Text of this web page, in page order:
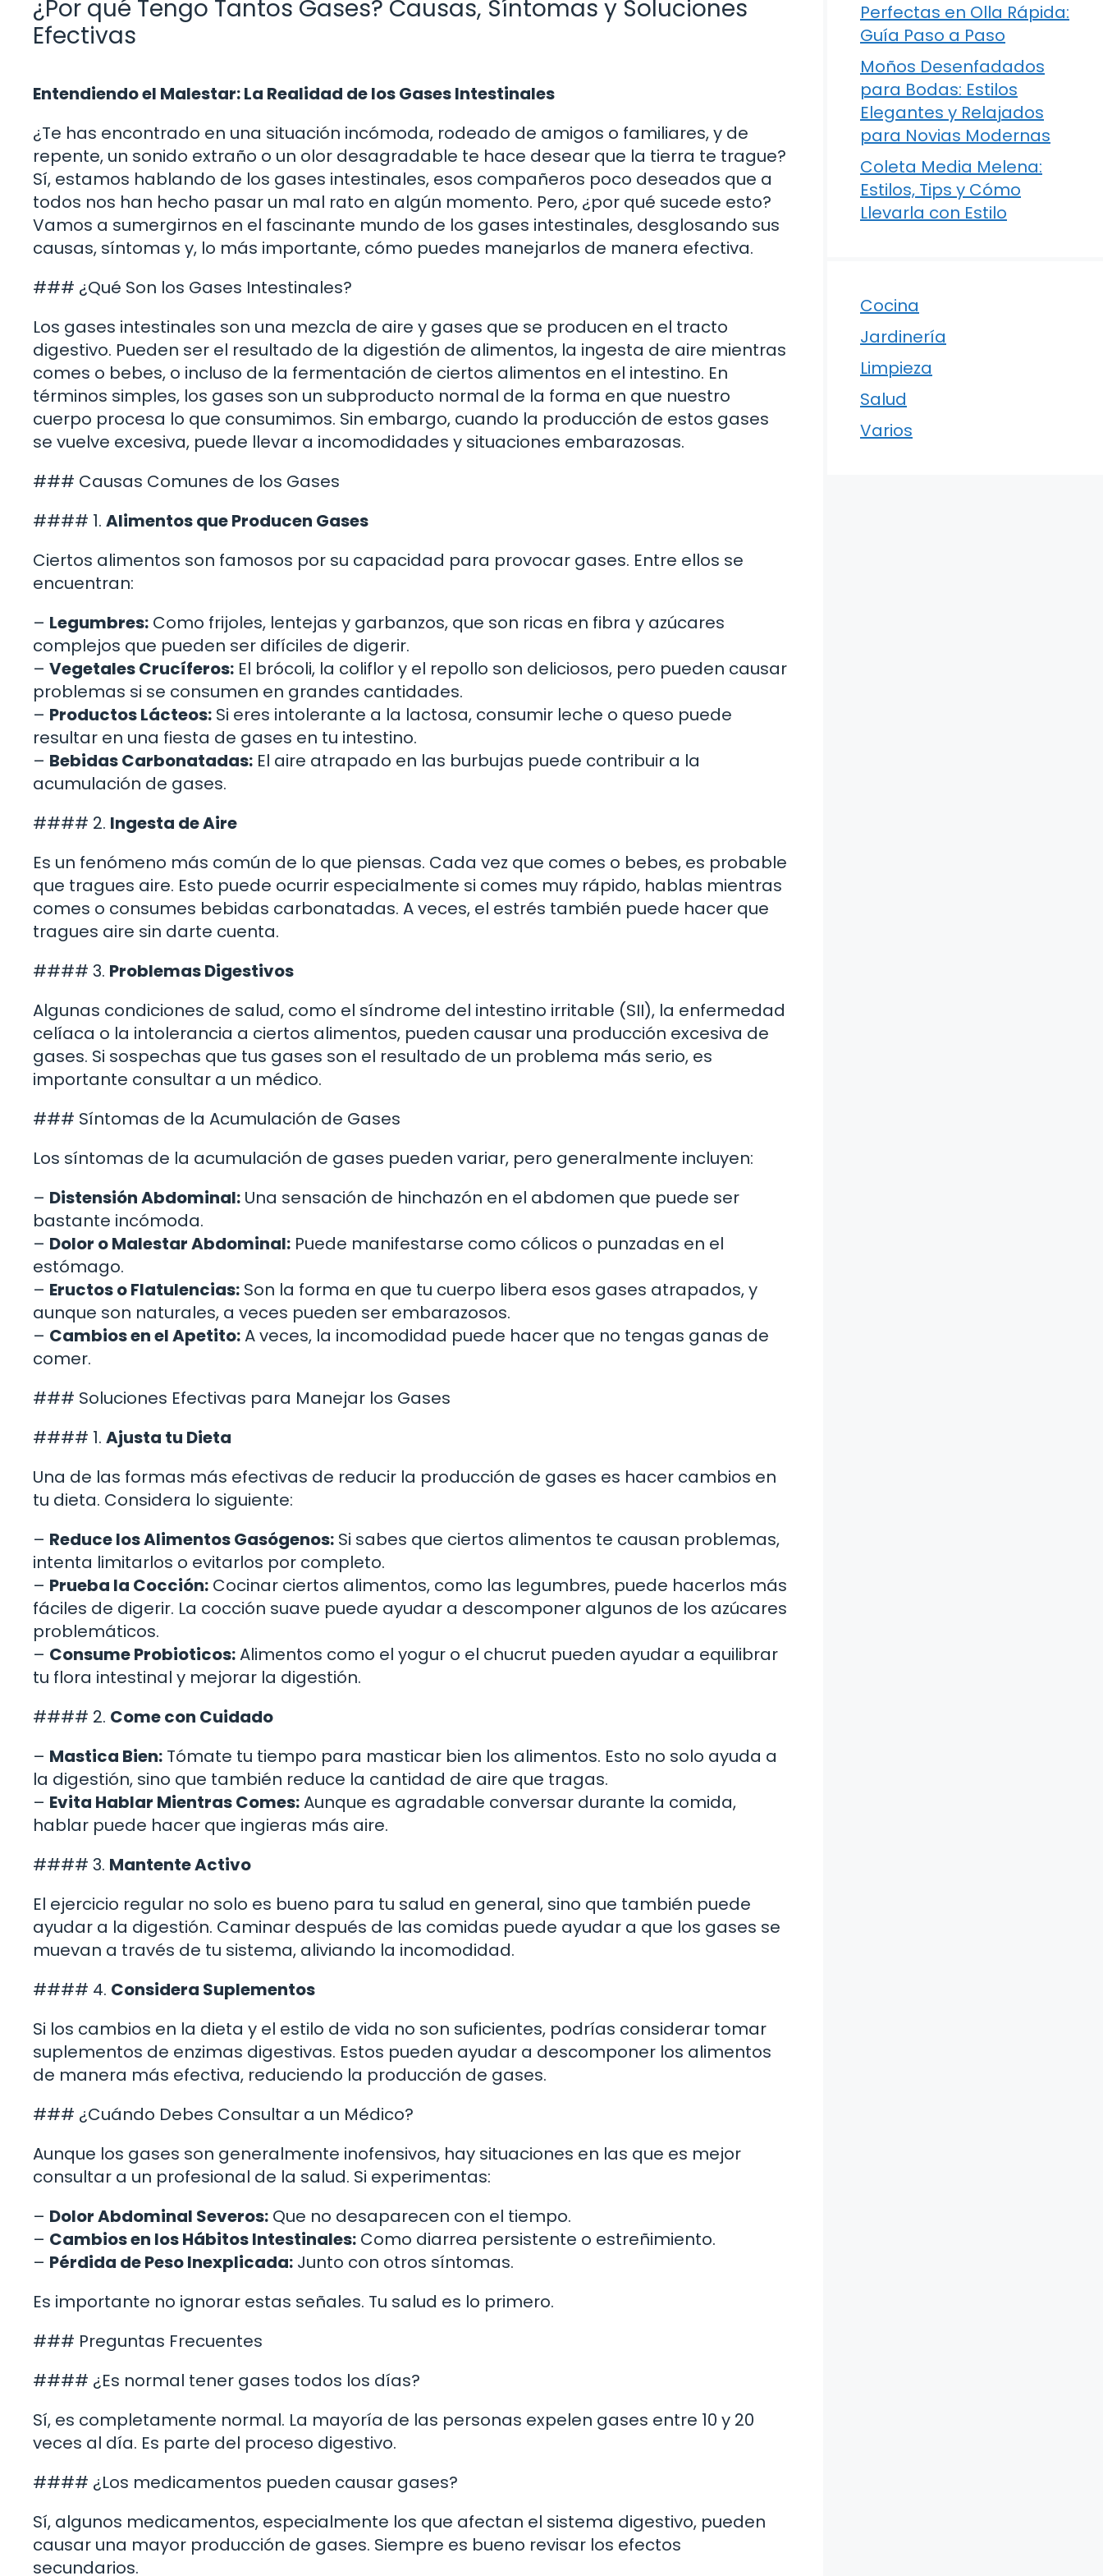
¿Por qué Tengo Tantos Gases? Causas, Síntomas y Soluciones
Efectivas
Entendiendo el Malestar: La Realidad de los Gases Intestinales
¿Te has encontrado en una situación incómoda, rodeado de amigos o familiares, y de
repente, un sonido extraño o un olor desagradable te hace desear que la tierra te trague?
Sí, estamos hablando de los gases intestinales, esos compañeros poco deseados que a
todos nos han hecho pasar un mal rato en algún momento. Pero, ¿por qué sucede esto?
Vamos a sumergirnos en el fascinante mundo de los gases intestinales, desglosando sus
causas, síntomas y, lo más importante, cómo puedes manejarlos de manera efectiva.
### ¿Qué Son los Gases Intestinales?
Los gases intestinales son una mezcla de aire y gases que se producen en el tracto
digestivo. Pueden ser el resultado de la digestión de alimentos, la ingesta de aire mientras
comes o bebes, o incluso de la fermentación de ciertos alimentos en el intestino. En
términos simples, los gases son un subproducto normal de la forma en que nuestro
cuerpo procesa lo que consumimos. Sin embargo, cuando la producción de estos gases
se vuelve excesiva, puede llevar a incomodidades y situaciones embarazosas.
### Causas Comunes de los Gases
#### 1. Alimentos que Producen Gases
Ciertos alimentos son famosos por su capacidad para provocar gases. Entre ellos se
encuentran:
– Legumbres: Como frijoles, lentejas y garbanzos, que son ricas en fibra y azúcares
complejos que pueden ser difíciles de digerir.
– Vegetales Crucíferos: El brócoli, la coliflor y el repollo son deliciosos, pero pueden causar
problemas si se consumen en grandes cantidades.
– Productos Lácteos: Si eres intolerante a la lactosa, consumir leche o queso puede
resultar en una fiesta de gases en tu intestino.
– Bebidas Carbonatadas: El aire atrapado en las burbujas puede contribuir a la
acumulación de gases.
#### 2. Ingesta de Aire
Es un fenómeno más común de lo que piensas. Cada vez que comes o bebes, es probable
que tragues aire. Esto puede ocurrir especialmente si comes muy rápido, hablas mientras
comes o consumes bebidas carbonatadas. A veces, el estrés también puede hacer que
tragues aire sin darte cuenta.
#### 3. Problemas Digestivos
Algunas condiciones de salud, como el síndrome del intestino irritable (SII), la enfermedad
celíaca o la intolerancia a ciertos alimentos, pueden causar una producción excesiva de
gases. Si sospechas que tus gases son el resultado de un problema más serio, es
importante consultar a un médico.
### Síntomas de la Acumulación de Gases
Los síntomas de la acumulación de gases pueden variar, pero generalmente incluyen:
– Distensión Abdominal: Una sensación de hinchazón en el abdomen que puede ser
bastante incómoda.
– Dolor o Malestar Abdominal: Puede manifestarse como cólicos o punzadas en el
estómago.
– Eructos o Flatulencias: Son la forma en que tu cuerpo libera esos gases atrapados, y
aunque son naturales, a veces pueden ser embarazosos.
– Cambios en el Apetito:A veces, la incomodidad puede hacer que no tengas ganas de
comer.
### Soluciones Efectivas para Manejar los Gases
#### 1. Ajusta tu Dieta
Una de las formas más efectivas de reducir la producción de gases es hacer cambios en
tu dieta. Considera lo siguiente:
– Reduce los Alimentos Gasógenos: Si sabes que ciertos alimentos te causan problemas,
intenta limitarlos o evitarlos por completo.
– Prueba la Cocción: Cocinar ciertos alimentos, como las legumbres, puede hacerlos más
fáciles de digerir. La cocción suave puede ayudar a descomponer algunos de los azúcares
problemáticos.
– Consume Probioticos:Alimentos como el yogur o el chucrut pueden ayudar a equilibrar
tu flora intestinal y mejorar la digestión.
#### 2. Come con Cuidado
– Mastica Bien: Tómate tu tiempo para masticar bien los alimentos. Esto no solo ayuda a
la digestión, sino que también reduce la cantidad de aire que tragas.
– Evita Hablar Mientras Comes:Aunque es agradable conversar durante la comida,
hablar puede hacer que ingieras más aire.
#### 3. Mantente Activo
El ejercicio regular no solo es bueno para tu salud en general, sino que también puede
ayudar a la digestión. Caminar después de las comidas puede ayudar a que los gases se
muevan a través de tu sistema, aliviando la incomodidad.
#### 4. Considera Suplementos
Si los cambios en la dieta y el estilo de vida no son suficientes, podrías considerar tomar
suplementos de enzimas digestivas. Estos pueden ayudar a descomponer los alimentos
de manera más efectiva, reduciendo la producción de gases.
### ¿Cuándo Debes Consultar a un Médico?
Aunque los gases son generalmente inofensivos, hay situaciones en las que es mejor
consultar a un profesional de la salud. Si experimentas:
– Dolor Abdominal Severos: Que no desaparecen con el tiempo.
– Cambios en los Hábitos Intestinales: Como diarrea persistente o estreñimiento.
– Pérdida de Peso Inexplicada: Junto con otros síntomas.
Es importante no ignorar estas señales. Tu salud es lo primero.
### Preguntas Frecuentes
#### ¿Es normal tener gases todos los días?
Sí, es completamente normal. La mayoría de las personas expelen gases entre 10 y 20
veces al día. Es parte del proceso digestivo.
#### ¿Los medicamentos pueden causar gases?
Sí, algunos medicamentos, especialmente los que afectan el sistema digestivo, pueden
causar una mayor producción de gases. Siempre es bueno revisar los efectos
secundarios.
Perfectas en Olla Rápida:
Guía Paso a Paso
Moños Desenfadados
para Bodas: Estilos
Elegantes y Relajados
para Novias Modernas
Coleta Media Melena:
Estilos, Tips y Cómo
Llevarla con Estilo
Cocina
Jardinería
Limpieza
Salud
Varios